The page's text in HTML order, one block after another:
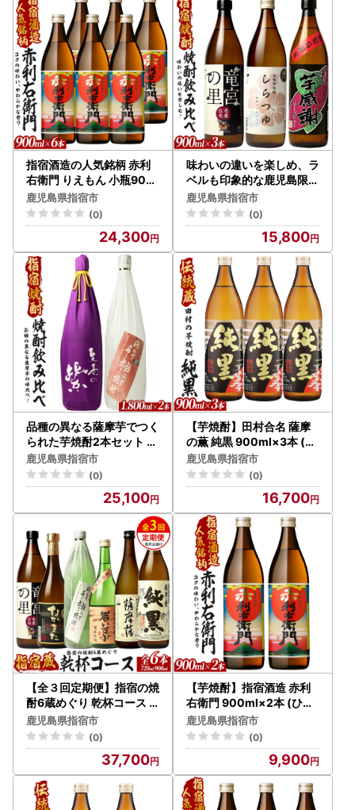
指宿酒造の人気銘柄 赤利
右衛門 りえもん 小瓶900
ml×6本セット ひご屋 IB0
13-011 焼酎
鹿児島県指宿市
(0)
24,300
味わいの違いを楽しめ、ラ
ベルも印象的な鹿児島限定
の芋焼酎小瓶3本セット 9
00ml×3本 (ひご屋/IB013
-015)
鹿児島県指宿市
(0)
15,800
品種の異なる薩摩芋でつく
られた芋焼酎2本セット 18
00ml×2本 (ひご屋/IB013
-021)
鹿児島県指宿市
(0)
25,100
【芋焼酎】田村合名 薩摩
の薫 純黒 900ml×3本 (ひ
ご屋/IB013-010) 芋焼酎
鹿児島県指宿市
(0)
16,700
【全３回定期便】指宿の焼
酎6蔵めぐり 乾杯コース (
ひご屋/IBZ013-006) 芋焼
酎
鹿児島県指宿市
(0)
37,700
【芋焼酎】指宿酒造 赤利
右衛門 900ml×2本 (ひご
屋/IB013-025) 芋焼酎
鹿児島県指宿市
(0)
9,900